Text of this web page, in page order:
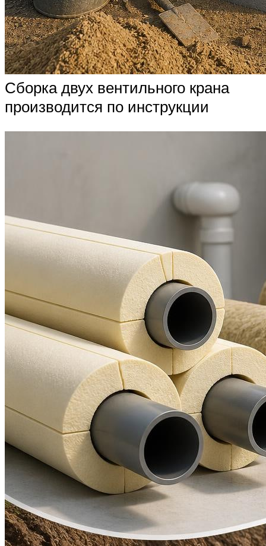
Сборка двух вентильного крана
производится по инструкции